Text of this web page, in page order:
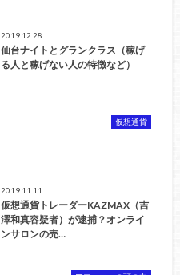
2019.12.28
仙台ナイトとグランクラス（稼げ
る人と稼げない人の特徴など）
仮想通貨
2019.11.11
仮想通貨トレーダーKAZMAX（吉
澤和真容疑者）が逮捕？オンライ
ンサロンの売…